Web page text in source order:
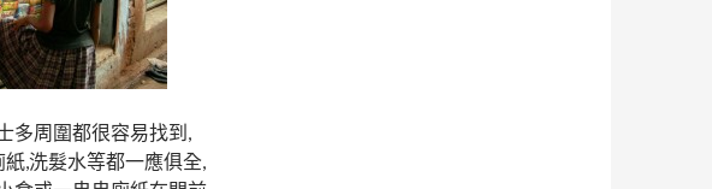
多周圍都很容易找到,
,洗髮水等都一應俱全,